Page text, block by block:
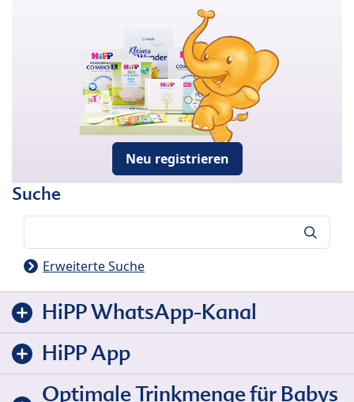
Neu registrieren
Suche
Erweiterte Suche
HiPP WhatsApp-Kanal
HiPP App
Optimale Trinkmenge für Babys